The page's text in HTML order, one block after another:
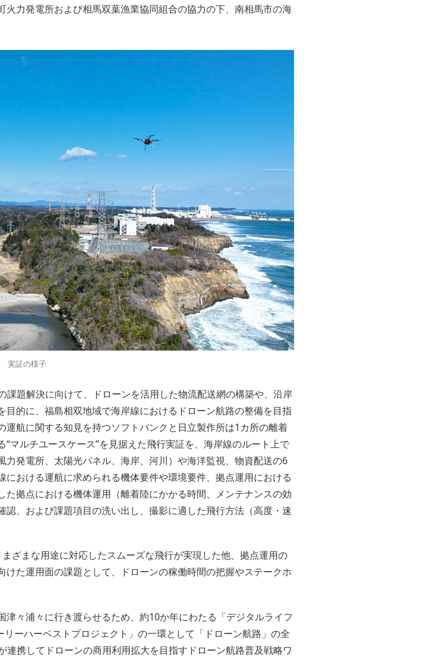
力発電所および相馬双葉漁業協同組合の協力の下、南相馬市の海
実証の様子
課題解決に向けて、ドローンを活用した物流配送網の構築や、沿岸
的に、福島相双地域で海岸線におけるドローン航路の整備を目指
航に関する知見を持つソフトバンクと日立製作所は1カ所の離着
マルチユースケース”を見据えた飛行実証を、海岸線のルート上で
発電所、太陽光パネル、海岸、河川）や海洋監視、物資配送の6
おける運航に求められる機体要件や環境要件、拠点運用における
拠点における機体運用（離着陸にかかる時間、メンテナンスの効
、および課題項目の洗い出し、撮影に適した飛行方法（高度・速
ざまな用途に対応したスムーズな飛行が実現した他、拠点運用の
た運用面の課題として、ドローンの稼働時間の把握やステークホ
々浦々に行き渡らせるため、約10か年にわたる「デジタルライフ
ーハーベストプロジェクト」の一環として「ドローン航路」の全
連携してドローンの商用利用拡大を目指すドローン航路普及戦略ワ